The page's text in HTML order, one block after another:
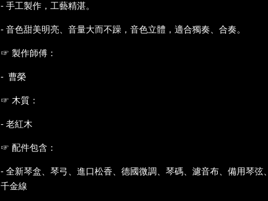
- 手工製作，工藝精湛。
- 音色甜美明亮、音量大而不躁，音色立體，適合獨奏、合奏。
☞ 製作師傅：
- 曹榮
☞ 木質：
- 老紅木
☞ 配件包含：
- 全新琴盒、琴弓、進口松香、德國微調、琴碼、濾音布、備用琴弦、
千金線